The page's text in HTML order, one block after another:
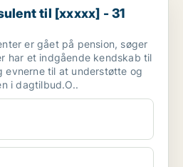
til [xxxxx] - 31
er gået på pension, søger
har et indgående kendskab til
evnerne til at understøtte og
i dagtilbud.O..